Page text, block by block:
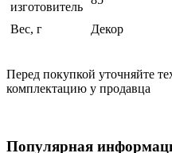
изготовитель
Вес, г Декор
Перед покупкой уточняйте
комплектацию у продавца
Популярная